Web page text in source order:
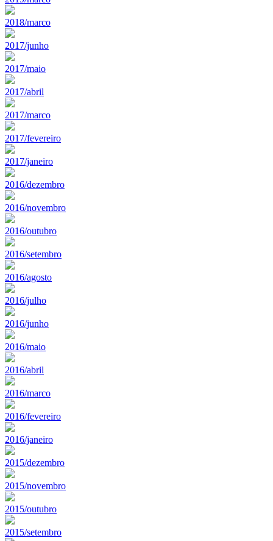
2018/marco
2017/junho
2017/maio
2017/abril
2017/marco
2017/fevereiro
2017/janeiro
2016/dezembro
2016/novembro
2016/outubro
2016/setembro
2016/agosto
2016/julho
2016/junho
2016/maio
2016/abril
2016/marco
2016/fevereiro
2016/janeiro
2015/dezembro
2015/novembro
2015/outubro
2015/setembro